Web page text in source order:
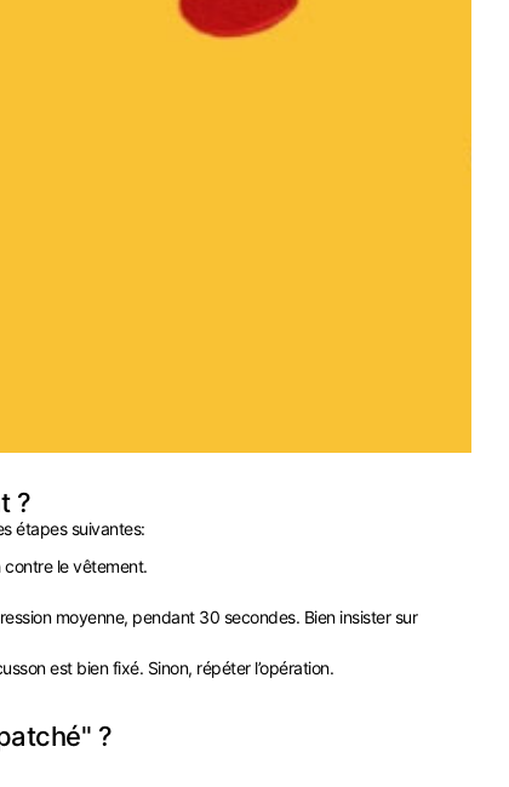
?
étapes suivantes:
contre le vêtement.
moyenne, pendant 30 secondes. Bien insister sur
est bien fixé. Sinon, répéter l’opération.
?